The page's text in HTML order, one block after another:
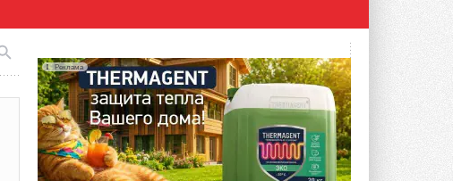
EN
Реклама